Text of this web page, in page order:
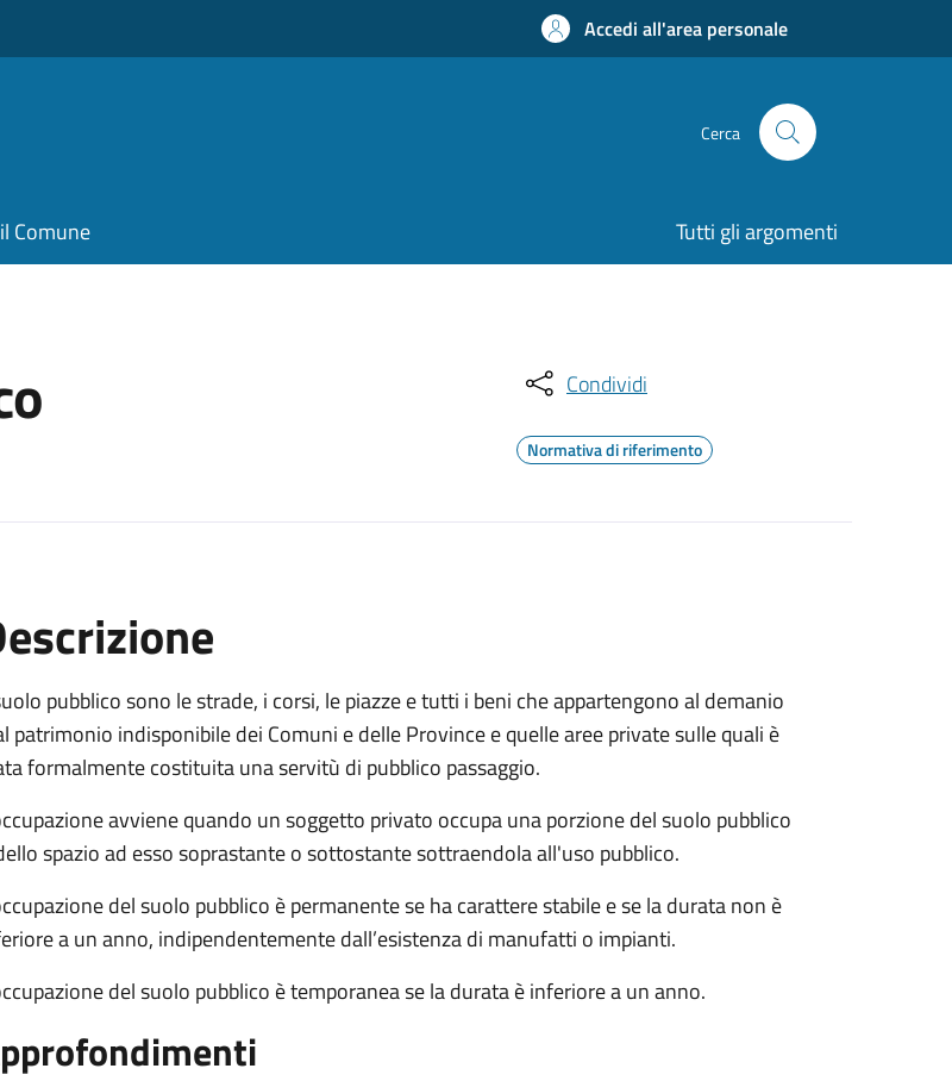
Accedi all'area personale
Cerca
Comune Tutti gli argomenti
Condividi
Normativa di riferimento
pubblico sono le strade, i corsi, le piazze e tutti i beni che appartengono al demanio
patrimonio indisponibile dei Comuni e delle Province e quelle aree private sulle quali è
formalmente costituita una servitù di pubblico passaggio.
avviene quando un soggetto privato occupa una porzione del suolo pubblico
spazio ad esso soprastante o sottostante sottraendola all'uso pubblico.
del suolo pubblico è permanente se ha carattere stabile e se la durata non è
a un anno, indipendentemente dall’esistenza di manufatti o impianti.
del suolo pubblico è temporanea se la durata è inferiore a un anno.